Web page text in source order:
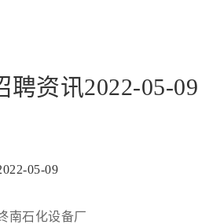
聘资讯2022-05-09
05-09
南石化设备厂